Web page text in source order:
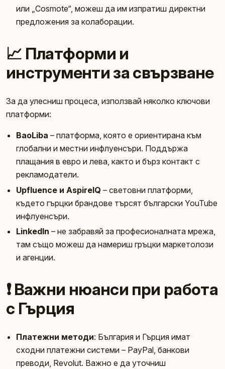
или „Cosmote“, можеш да им изпратиш директни
предложения за колаборации.
📈 Платформи и
инструменти за свързване
За да улесниш процеса, използвай няколко ключови
платформи:
BaoLiba – платформа, която е ориентирана към
глобални и местни инфлуенсъри. Поддържа
плащания в евро и лева, както и бърз контакт с
рекламодатели.
Upfluence и AspireIQ – световни платформи,
където гърцки брандове търсят български YouTube
инфлуенсъри.
LinkedIn – не забравяй за професионалната мрежа,
там също можеш да намериш гръцки маркетолози
и агенции.
❗ Важни нюанси при работа
с Гърция
Платежни методи: България и Гърция имат
сходни платежни системи – PayPal, банкови
преводи, Revolut. Важно е да уточниш